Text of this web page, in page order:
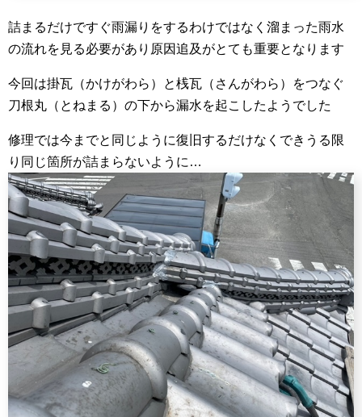
詰まるだけですぐ雨漏りをするわけではなく溜まった雨水
の流れを見る必要があり原因追及がとても重要となります
今回は掛瓦（かけがわら）と桟瓦（さんがわら）をつなぐ
刀根丸（とねまる）の下から漏水を起こしたようでした
修理では今までと同じように復旧するだけなくできうる限
り同じ箇所が詰まらないように…